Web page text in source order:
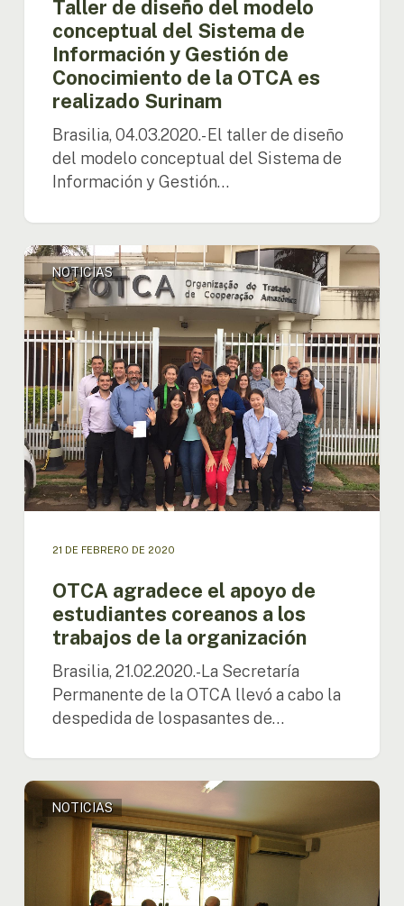
Taller de diseño del modelo
conceptual del Sistema de
Información y Gestión de
Conocimiento de la OTCA es
realizado Surinam
Brasilia, 04.03.2020.- El taller de diseño
del modelo conceptual del Sistema de
Información y Gestión…
OTCA
agradece
el
apoyo
de
estudiantes
coreanos
a
los
trabajos
de
la
organización
NOTICIAS
21 DE FEBRERO DE 2020
OTCA agradece el apoyo de
estudiantes coreanos a los
trabajos de la organización
Brasilia, 21.02.2020.-La Secretaría
Permanente de la OTCA llevó a cabo la
despedida de lospasantes de…
Embajador
Perú
NOTICIAS